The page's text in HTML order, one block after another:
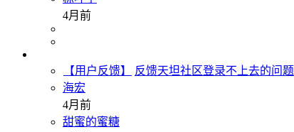
4月前
【用户反馈】
反馈天坦社区登录不上去的问题
海宏
4月前
甜蜜的蜜糖